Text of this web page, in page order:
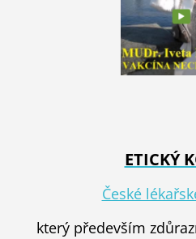
ETICKÝ
České
který především